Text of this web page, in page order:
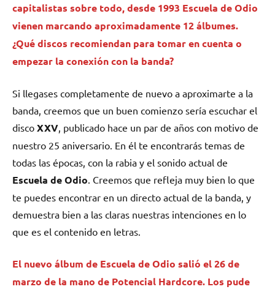
capitalistas sobre todo, desde 1993 Escuela de Odio
vienen marcando aproximadamente 12 álbumes.
¿Qué discos recomiendan para tomar en cuenta o
empezar la conexión con la banda?
Si llegases completamente de nuevo a aproximarte a la
banda, creemos que un buen comienzo sería escuchar el
disco XXV , publicado hace un par de años con motivo de
nuestro 25 aniversario. En él te encontrarás temas de
todas las épocas, con la rabia y el sonido actual de
Escuela de Odio . Creemos que refleja muy bien lo que
te puedes encontrar en un directo actual de la banda, y
demuestra bien a las claras nuestras intenciones en lo
que es el contenido en letras.
El nuevo álbum de Escuela de Odio salió el 26 de
marzo de la mano de Potencial Hardcore. Los pude